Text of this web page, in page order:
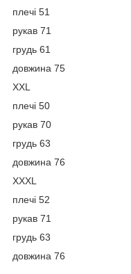
плечі 51
рукав 71
грудь 61
довжина 75
XXL
плечі 50
рукав 70
грудь 63
довжина 76
XXXL
плечі 52
рукав 71
грудь 63
довжина 76